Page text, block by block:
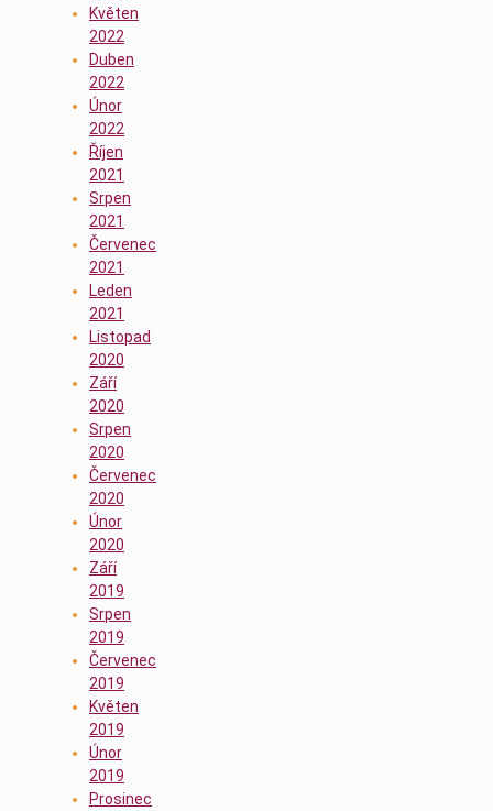
Květen
2022
Duben
2022
Únor
2022
Říjen
2021
Srpen
2021
Červenec
2021
Leden
2021
Listopad
2020
Září
2020
Srpen
2020
Červenec
2020
Únor
2020
Září
2019
Srpen
2019
Červenec
2019
Květen
2019
Únor
2019
Prosinec